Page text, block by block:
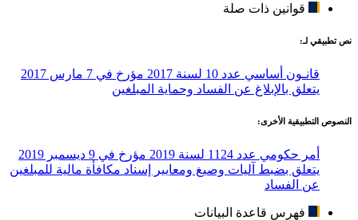
قوانين ذات صلة
نص تطبيقي لـ:
قانـون أساسي عدد 10 لسنة 2017 مؤرخ في 7 مارس 2017
يتعلق بالإبلاغ عن الفساد وحماية المبلغين
النصوص التطبيقية الأخرى:
أمر حكومي عدد 1124 لسنة 2019 مؤرخ في 9 ديسمبر 2019
يتعلق بضبط آليات وصيغ ومعايير إسناد مكافأة مالية للمبلغين
عن الفساد
فهرس قاعدة البيانات